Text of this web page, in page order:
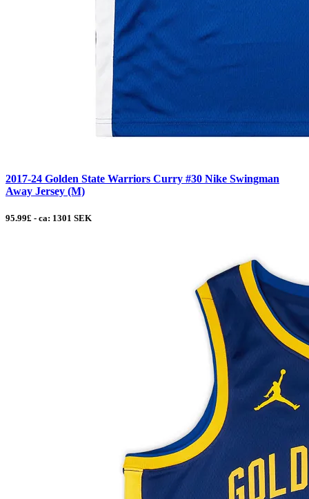
2017-24 Golden State Warriors Curry #30 Nike Swingman
Away Jersey (M)
95.99£ - ca: 1301 SEK